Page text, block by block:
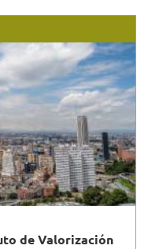
de Valorización